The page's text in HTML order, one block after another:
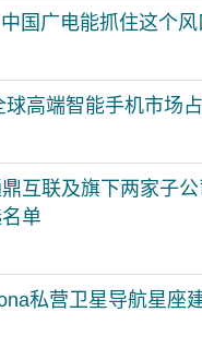
国广电能抓住这个风
高端智能手机市场
互联及旗下两家子
单
私营卫星导航星座